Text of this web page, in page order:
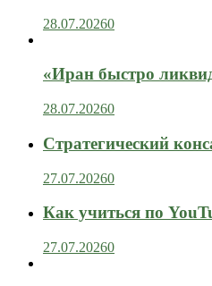
28.07.20260
«Иран быстро
28.07.20260
Стратегический
27.07.20260
Как учиться по
27.07.20260